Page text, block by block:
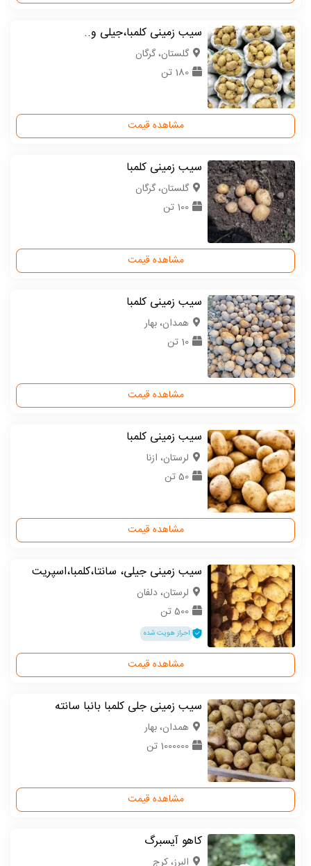
سیب زمینی کلمبا،جیلی و..
گلستان، گرگان
180 تن
مشاهده قیمت
سیب زمینی کلمبا
گلستان، گرگان
100 تن
مشاهده قیمت
سیب زمینی کلمبا
همدان، بهار
10 تن
مشاهده قیمت
سیب زمینی کلمبا
لرستان، ازنا
50 تن
مشاهده قیمت
سیب زمینی جیلی، سانتا،کلمبا،اسپریت
لرستان، دلفان
500 تن
احراز هویت شده
مشاهده قیمت
سیب زمینی جلی کلمبا بانبا سانته
همدان، بهار
1000000 تن
مشاهده قیمت
کاهو آیسبرگ
البرز، کرج